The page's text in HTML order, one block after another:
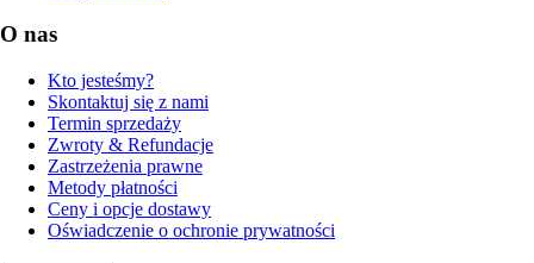
O nas
Kto jesteśmy?
Skontaktuj się z nami
Termin sprzedaży
Zwroty & Refundacje
Zastrzeżenia prawne
Metody płatności
Ceny i opcje dostawy
Oświadczenie o ochronie prywatności